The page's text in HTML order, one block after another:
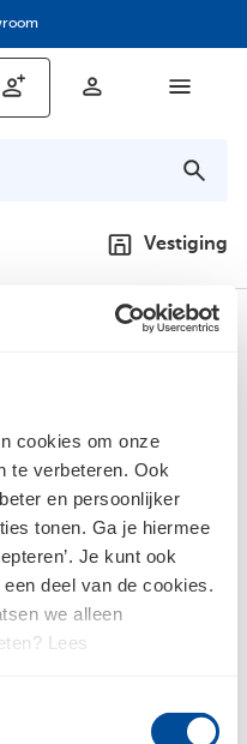
cookies om onze
te verbeteren. Ook
en persoonlijker
tonen. Ga je hiermee
Je kunt ook
deel van de cookies.
we alleen
Lees
Vestiging
en
over hoe we jouw